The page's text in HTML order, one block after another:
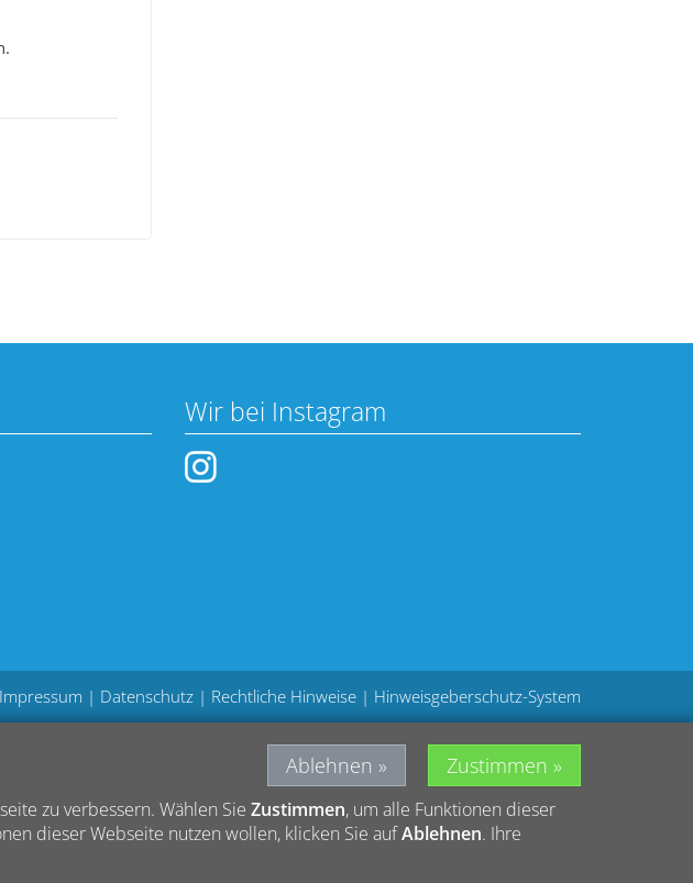
Wir bei Instagram
Impressum | Datenschutz | Rechtliche Hinweise | Hinweisgeberschutz-System
Ablehnen Zustimmen
zu verbessern. Wählen Sie Zustimmen, um alle Funktionen dieser
dieser Webseite nutzen wollen, klicken Sie aufAblehnen. Ihre